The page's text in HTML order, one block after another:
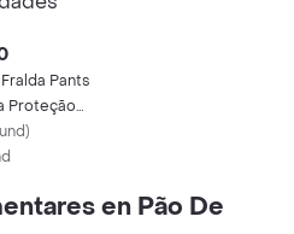
Pants
Proteção
XG 24
)
en Pão De